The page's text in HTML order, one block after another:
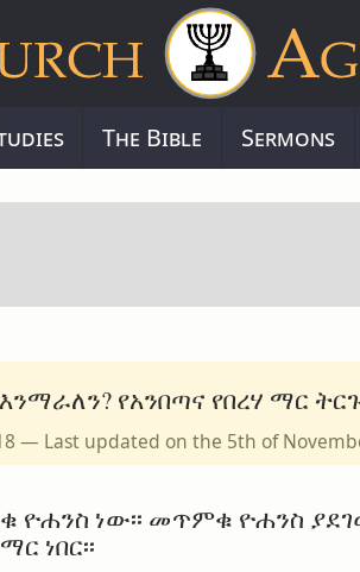
The Bible Sermons
የአንበጣና የበረሃ ማር
— Last updated on the 5th of
ነው፡፡ መጥምቁ ዮሐንስ
ነበር፡፡